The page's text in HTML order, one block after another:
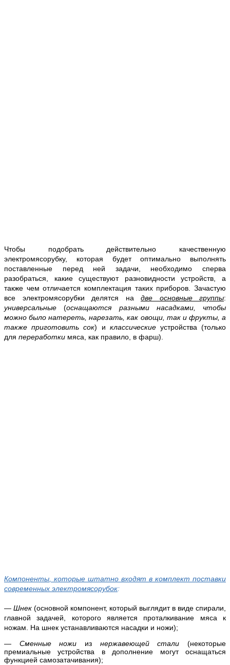
Чтобы подобрать действительно качественную
электромясорубку, которая будет оптимально выполнять
поставленные перед ней задачи, необходимо сперва
разобраться, какие существуют разновидности устройств, а
также чем отличается комплектация таких приборов. Зачастую
все электромясорубки делятся на две основные группы:
универсальные (оснащаются разными насадками, чтобы
можно было натереть, нарезать, как овощи, так и фрукты, а
также приготовить сок) и классическиеустройства (только
для переработки мяса, как правило, в фарш).
Компоненты, которые штатно входят в комплект поставки
современных электромясорубок:
— Шнек (основной компонент, который выглядит в виде спирали,
главной задачей, которого является проталкивание мяса к
ножам. На шнек устанавливаются насадки и ножи);
— Сменные ножи из нержавеющей стали (некоторые
премиальные устройства в дополнение могут оснащаться
функцией самозатачивания);